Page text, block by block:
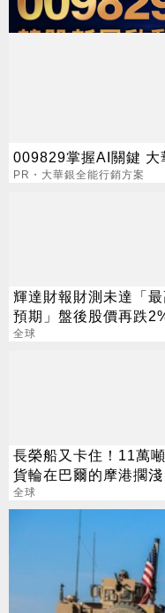
009829掌握AI關鍵 大
PR・大華銀全能行銷方案
輝達財報財測未達「最
預期」盤後股價再跌
全球
長榮船又卡住！11萬
貨輪在巴爾的摩港擱淺
全球